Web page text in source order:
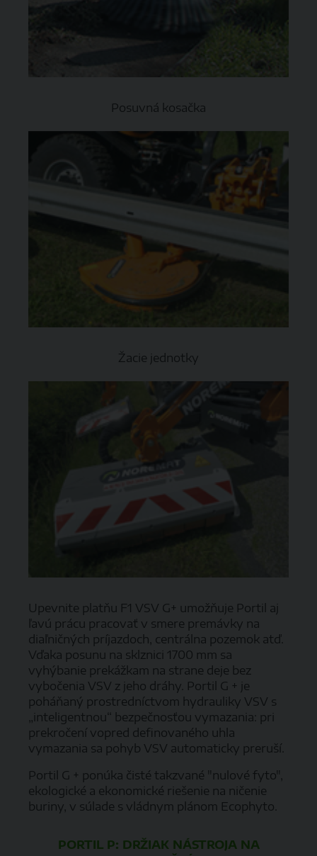
Posuvná kosačka
Žacie jednotky
Upevnite platňu F1 VSV G+ umožňuje Portil aj
ľavú prácu pracovať v smere premávky na
diaľničných príjazdoch, centrálna pozemok atď.
Vďaka posunu na sklznici 1700 mm sa
vyhýbanie prekážkam na strane deje bez
vybočenia VSV z jeho dráhy. Portil G + je
poháňaný prostredníctvom hydrauliky VSV s
„inteligentnou“ bezpečnosťou vymazania: pri
prekročení vopred definovaného uhla
vymazania sa pohyb VSV automaticky preruší.
Portil G + ponúka čisté takzvané "nulové fyto",
ekologické a ekonomické riešenie na ničenie
buriny, v súlade s vládnym plánom Ecophyto.
PORTIL P: DRŽIAK NÁSTROJA NA